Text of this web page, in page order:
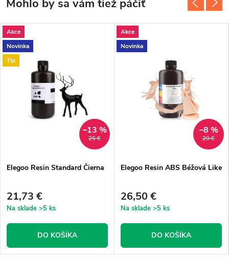
Akce
Novinka
Tip
25 €
–13 %
Elegoo Resin Standard Čierna
21,73 €
Na sklade >5 ks
DO KOŠÍKA
Akce
Novinka
29 €
–8 %
Elegoo Resin ABS Béžová Like
26,50 €
Na sklade >5 ks
DO KOŠÍKA